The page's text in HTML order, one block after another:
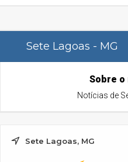
Sete Lagoas - MG
Sobre o
Notícias de
Sete Lagoas, MG